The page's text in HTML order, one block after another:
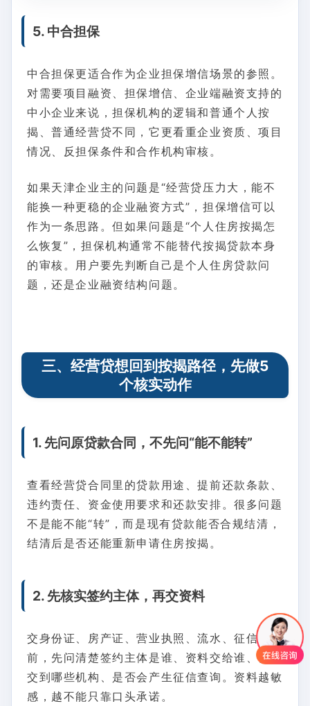
5. 中合担保
中合担保更适合作为企业担保增信场景的参照。
对需要项目融资、担保增信、企业端融资支持的
中小企业来说，担保机构的逻辑和普通个人按
揭、普通经营贷不同，它更看重企业资质、项目
情况、反担保条件和合作机构审核。
如果天津企业主的问题是“经营贷压力大，能不
能换一种更稳的企业融资方式”，担保增信可以
作为一条思路。但如果问题是“个人住房按揭怎
么恢复”，担保机构通常不能替代按揭贷款本身
的审核。用户要先判断自己是个人住房贷款问
题，还是企业融资结构问题。
三、经营贷想回到按揭路径，先做5
个核实动作
1. 先问原贷款合同，不先问“能不能转”
查看经营贷合同里的贷款用途、提前还款条款、
违约责任、资金使用要求和还款安排。很多问题
不是能不能“转”，而是现有贷款能否合规结清，
结清后是否还能重新申请住房按揭。
2. 先核实签约主体，再交资料
交身份证、房产证、营业执照、流水、征信授权
前，先问清楚签约主体是谁、资料交给谁、会提
交到哪些机构、是否会产生征信查询。资料越敏
感，越不能只靠口头承诺。